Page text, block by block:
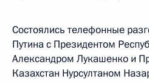
Состоялись телефонные
Путина с Президентом
Александром Лукашенко и
Казахстан Нурсултаном